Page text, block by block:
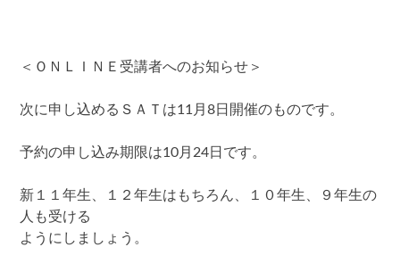
＜ＯＮＬＩＮＥ受講者へのお知らせ＞
次に申し込めるＳＡＴは11月8日開催のものです。
予約の申し込み期限は10月24日です。
新１１年生、１２年生はもちろん、１０年生、９年生の
人も受ける
ようにしましょう。